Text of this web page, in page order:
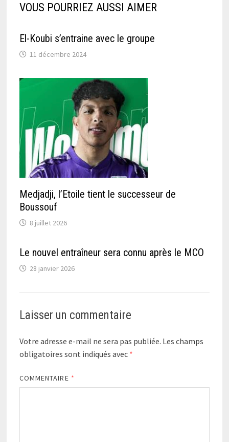
VOUS POURRIEZ AUSSI AIMER
El-Koubi s’entraine avec le groupe
11 décembre 2024
Medjadji, l’Etoile tient le successeur de
Boussouf
8 juillet 2026
Le nouvel entraîneur sera connu après le MCO
28 janvier 2026
Laisser un commentaire
Votre adresse e-mail ne sera pas publiée. Les champs
obligatoires sont indiqués avec *
COMMENTAIRE *